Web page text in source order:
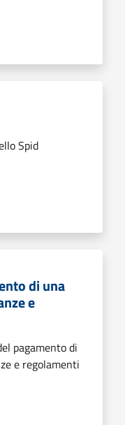
Spid
di una
e
pagamento di
e regolamenti